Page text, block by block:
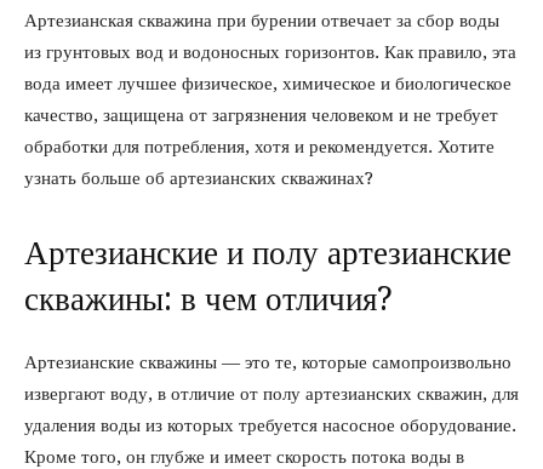
Артезианская скважина при бурении отвечает за сбор воды
из грунтовых вод и водоносных горизонтов. Как правило, эта
вода имеет лучшее физическое, химическое и биологическое
качество, защищена от загрязнения человеком и не требует
обработки для потребления, хотя и рекомендуется. Хотите
узнать больше об артезианских скважинах?
Артезианские и полу артезианские
скважины: в чем отличия?
Артезианские скважины — это те, которые самопроизвольно
извергают воду, в отличие от полу артезианских скважин, для
удаления воды из которых требуется насосное оборудование.
Кроме того, он глубже и имеет скорость потока воды в